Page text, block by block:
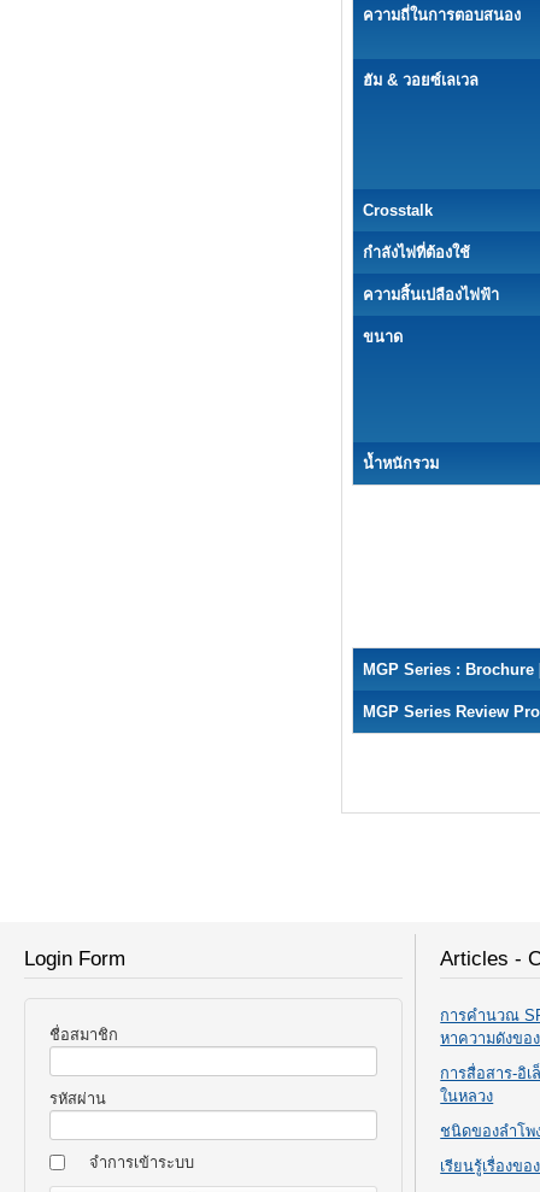
ความถี่ในการตอบสนอง
ฮัม & วอยซ์เลเวล
Crosstalk
กำลังไฟที่ต้องใช้
ความสิ้นเปลืองไฟฟ้า
ขนาด
น้ำหนักรวม
MGP Series : Brochure
MGP Series Review
Login Form
ชื่อสมาชิก
รหัสผ่าน
จำการเข้าระบบ
Articles -
การคำนวณ
หาความดังขอ
การสื่อสาร-อิ
ในหลวง
ชนิดของลำโพ
เรียนรู้เรื่องขอ